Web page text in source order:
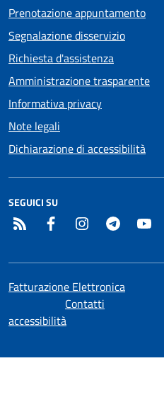
Prenotazione appuntamento
Segnalazione disservizio
Richiesta d'assistenza
Amministrazione trasparente
Informativa privacy
Note legali
Dichiarazione di accessibilità
SEGUICI SU
RSS Facebook InstagramTelegram
Fatturazione Elettronica
Contatti
accessibilità